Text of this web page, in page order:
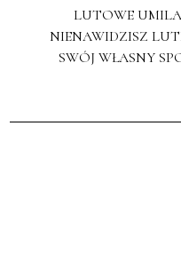
LUTOWE
NIENAWIDZISZ
SWÓJ WŁASNY